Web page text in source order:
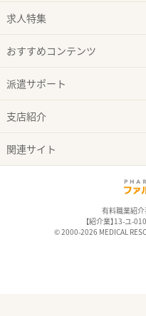
求人特集
おすすめコンテンツ
派遣サポート
支店紹介
関連サイト
有料職業紹
【紹介業】13-ユ-
© 2000-2026 MEDICAL